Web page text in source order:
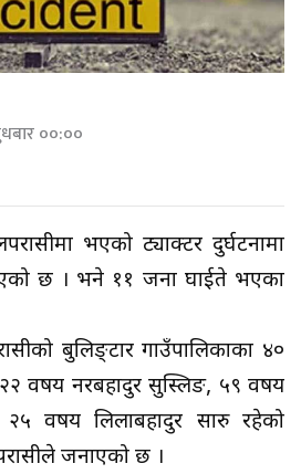
००:००
भएको ट्याक्टर दुर्घटनामा
छ । भने ११ जना घाईते भएका
बुलिङ्टार गाउँपालिकाका ४०
वर्षीय नरबहादुर सुस्लिङ, ५९ वर्षीय
वर्षीय लिलाबहादुर सारु रहेको
जनाएको छ ।